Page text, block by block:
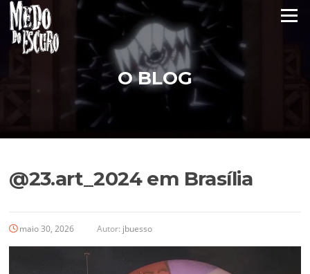
Pular
para
conteúdo
Menu
O BLOG
@23.art_2024 em Brasília
maio 30, 2026 Autor: jbuesso